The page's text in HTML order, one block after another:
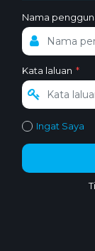
Nama
Kata laluan *
Ingat Saya